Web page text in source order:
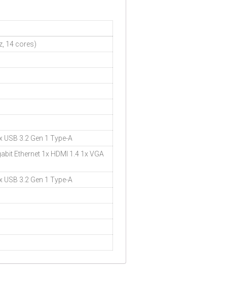
14 cores)
USB 3.2 Gen 1 Type-A
Ethernet 1x HDMI 1.4 1x VGA
USB 3.2 Gen 1 Type-A